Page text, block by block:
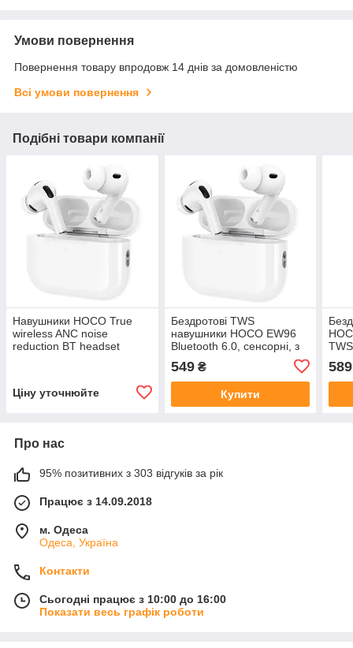
Умови повернення
Повернення товару впродовж 14 днів за домовленістю
Всі умови повернення
Подібні товари компанії
Навушники HOCO True
wireless ANC noise
reduction BT headset
Ціну уточнюйте
Бездротові TWS
навушники HOCO EW96
Bluetooth 6.0, сенсорні, з
мікрофоном, кейс 300 мАг,
до 4 годин
549₴
Купити
589
Про нас
95% позитивних з 303 відгуків за рік
Працює з 14.09.2018
м. Одеса
Одеса, Україна
Контакти
Сьогодні працює з 10:00 до 16:00
Показати весь графік роботи